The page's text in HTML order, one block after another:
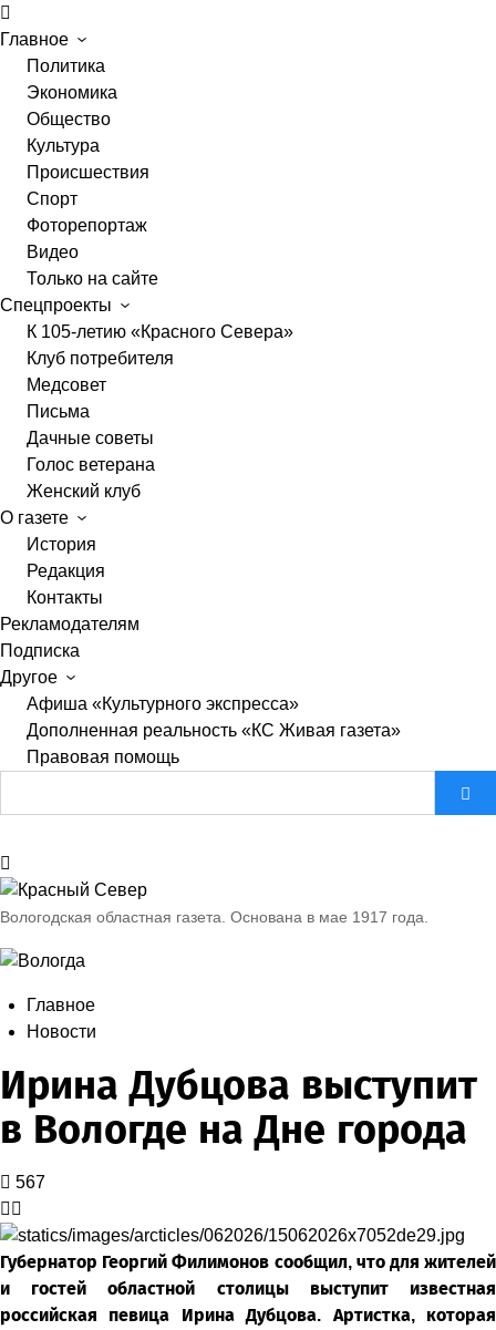
Главное
Политика
Экономика
Общество
Культура
Происшествия
Спорт
Фоторепортаж
Видео
Только на сайте
Спецпроекты
К 105-летию «Красного Севера»
Клуб потребителя
Медсовет
Письма
Дачные советы
Голос ветерана
Женский клуб
О газете
История
Редакция
Контакты
Рекламодателям
Подписка
Другое
Афиша «Культурного экспресса»
Дополненная реальность «КС Живая газета»
Правовая помощь
Вологодская областная газета. Основана в мае 1917 года.
Главное
Новости
Ирина Дубцова выступит
в Вологде на Дне города
567
Губернатор Георгий Филимонов сообщил, что для жителей
и гостей областной столицы выступит известная
российская певица Ирина Дубцова. Артистка, которая